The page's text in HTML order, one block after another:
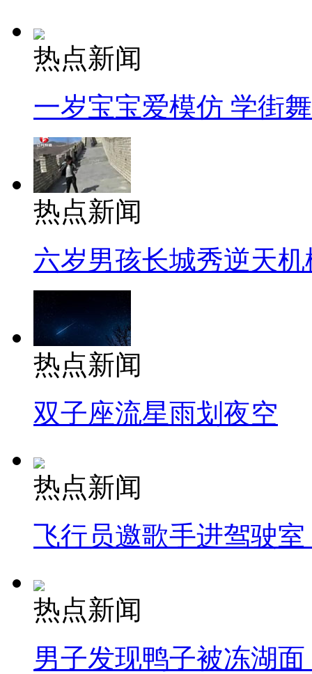
热点新闻
一岁宝宝爱模仿 学街
热点新闻
六岁男孩长城秀逆天机
热点新闻
双子座流星雨划夜空
热点新闻
飞行员邀歌手进驾驶
热点新闻
男子发现鸭子被冻湖